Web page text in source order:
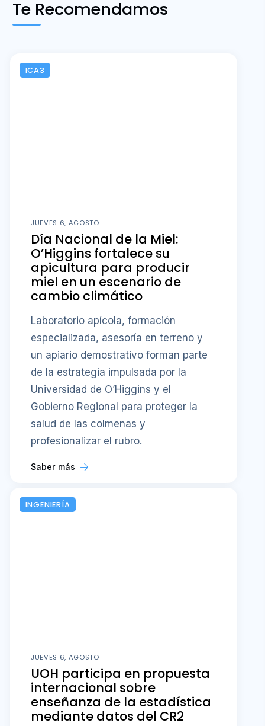
Te Recomendamos
ICA3
JUEVES 6, AGOSTO
Día Nacional de la Miel:
O’Higgins fortalece su
apicultura para producir
miel en un escenario de
cambio climático
Laboratorio apícola, formación
especializada, asesoría en terreno y
un apiario demostrativo forman parte
de la estrategia impulsada por la
Universidad de O’Higgins y el
Gobierno Regional para proteger la
salud de las colmenas y
profesionalizar el rubro.
Saber más
INGENIERÍA
JUEVES 6, AGOSTO
UOH participa en propuesta
internacional sobre
enseñanza de la estadística
mediante datos del CR2